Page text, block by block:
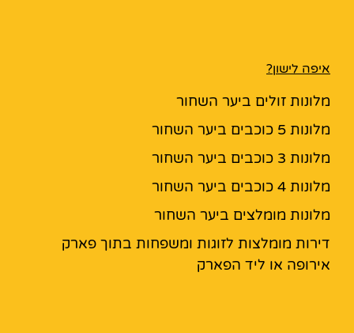
איפה לישון?
מלונות זולים ביער השחור
מלונות 5 כוכבים ביער השחור
מלונות 3 כוכבים ביער השחור
מלונות 4 כוכבים ביער השחור
מלונות מומלצים ביער השחור
דירות מומלצות לזוגות ומשפחות בתוך פארק
אירופה או ליד הפארק